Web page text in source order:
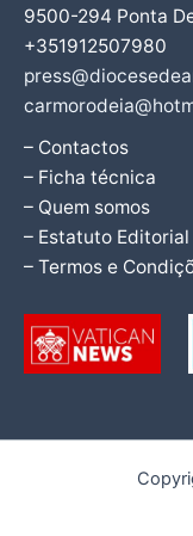
9500-294 Ponta
+351912507980
– Contactos
– Ficha técnica
– Quem somos
– Estatuto Editorial
– Termos e